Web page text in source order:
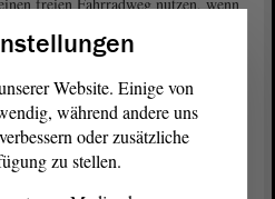
Anhalt gestaltet mit 200
für alle“, scherzte
Lastenfahrräder seien eine gute
den Städten. Zu klären sei, wie
Website. Einige von
während andere uns
oder zusätzliche
zu stellen.